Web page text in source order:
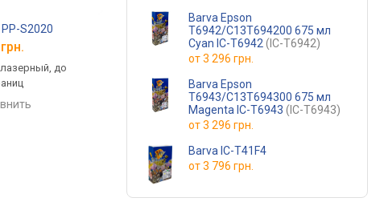
S2020
до
Canon PG-84 8592B001
от 994 грн.
пигментные чернила
сравнить
Printalist PL-T8651
от 1 299 грн.
сравнить
Barva Epson
T6942/C13T694200 675 мл
Cyan IC-T6942 (IC-T6942)
от3 296 грн.
Barva Epson
T6943/C13T694300 675 мл
Magenta IC-T6943 (IC-T6943)
от3 296 грн.
Barva IC-T41F4
от3 796 грн.